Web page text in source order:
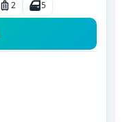
2 5